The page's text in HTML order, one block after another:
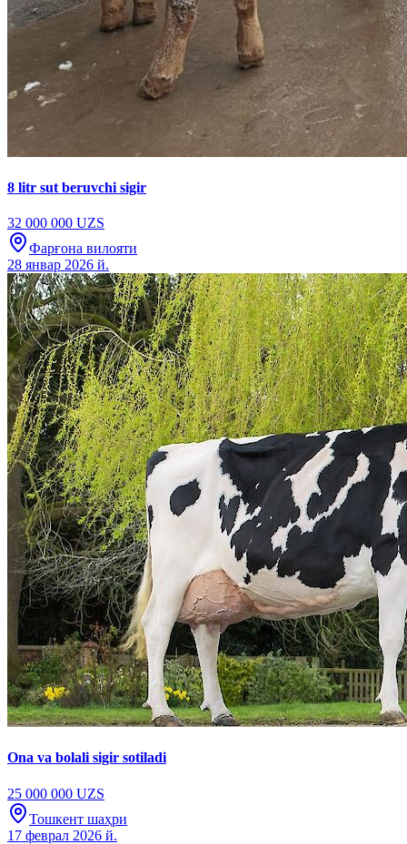
8 litr sut beruvchi sigir
32 000 000 UZS
Фарғона вилояти
28 январ 2026 й.
Ona va bolali sigir sotiladi
25 000 000 UZS
Тошкент шаҳри
17 феврал 2026 й.